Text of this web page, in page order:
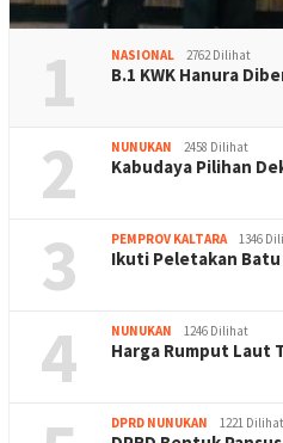
1 NASIONAL 2762 Dilihat
B.1 KWK Hanura
2 NUNUKAN 2458 Dilihat
Kabudaya Pilihan
3 PEMPROV KALTARA 1346
Ikuti Peletakan
4 NUNUKAN 1246 Dilihat
Harga Rumput Laut
DPRD NUNUKAN 1221 Dilihat